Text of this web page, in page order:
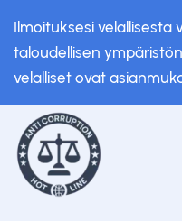
Ilmoituksesi
taloudellisen
velalliset ovat